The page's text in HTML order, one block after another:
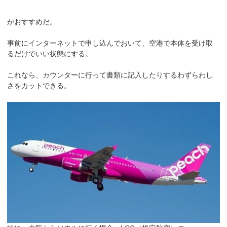
がおすすめだ。
事前にインターネットで申し込んでおいて、空港で本体を受け取
るだけでいい状態にする。
これなら、カウンターに行って書類に記入したりするわずらわし
さをカットできる。